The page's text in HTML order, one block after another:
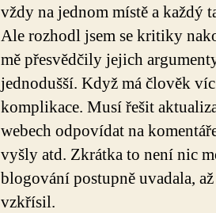
vždy na jednom místě a každý
Ale rozhodl jsem se kritiky
mě přesvědčily jejich
jednodušší. Když má člověk
komplikace. Musí řešit
webech odpovídat na
vyšly atd. Zkrátka to není nic
blogování postupně uvadala,
vzkřísil.